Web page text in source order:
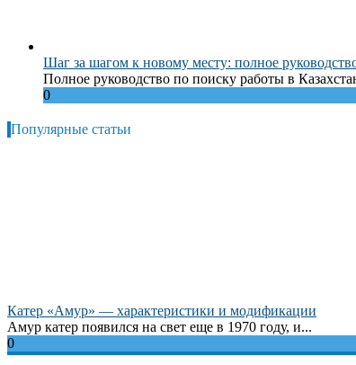
Шаг за шагом к новому месту: полное
Полное руководство по поиску работы в
0
Популярные статьи
Катер «Амур» — характеристики и модификации
Амур катер появился на свет еще в 1970 году, и...
0